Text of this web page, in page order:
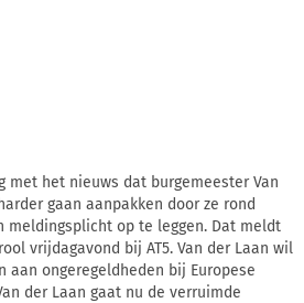
met het nieuws dat burgemeester Van
gaan aanpakken door ze rond
meldingsplicht op te leggen. Dat meldt
vrijdagavond bij AT5. Van der Laan wil
aan ongeregeldheden bij Europese
der Laan gaat nu de verruimde